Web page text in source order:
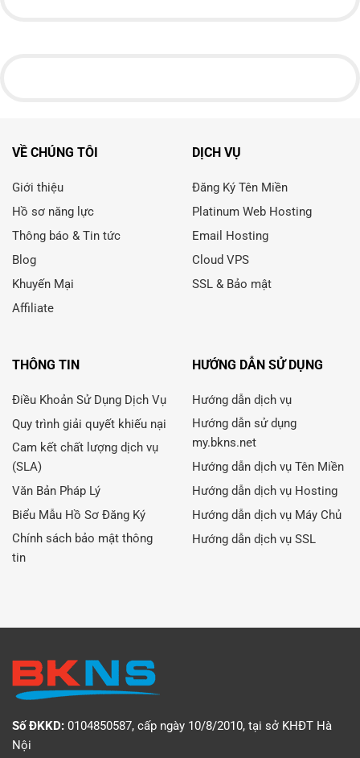
VỀ CHÚNG TÔI
Giới thiệu
Hồ sơ năng lực
Thông báo & Tin tức
Blog
Khuyến Mại
Affiliate
DỊCH VỤ
Đăng Ký Tên Miền
Platinum Web Hosting
Email Hosting
Cloud VPS
SSL & Bảo mật
THÔNG TIN
Điều Khoản Sử Dụng Dịch Vụ
Quy trình giải quyết khiếu nại
Cam kết chất lượng dịch vụ
(SLA)
Văn Bản Pháp Lý
Biểu Mẫu Hồ Sơ Đăng Ký
Chính sách bảo mật thông
tin
HƯỚNG DẪN SỬ DỤNG
Hướng dẫn dịch vụ
Hướng dẫn sử dụng
my.bkns.net
Hướng dẫn dịch vụ Tên Miền
Hướng dẫn dịch vụ Hosting
Hướng dẫn dịch vụ Máy Chủ
Hướng dẫn dịch vụ SSL
Số ĐKKD: 0104850587, cấp ngày 10/8/2010, tại sở KHĐT Hà
Nội